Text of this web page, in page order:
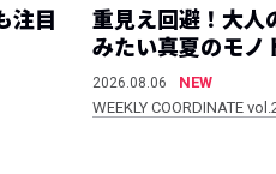
注目
重見え回避！大人
みたい真夏のモノ
2026.08.06
NEW
WEEKLY COORDINATE